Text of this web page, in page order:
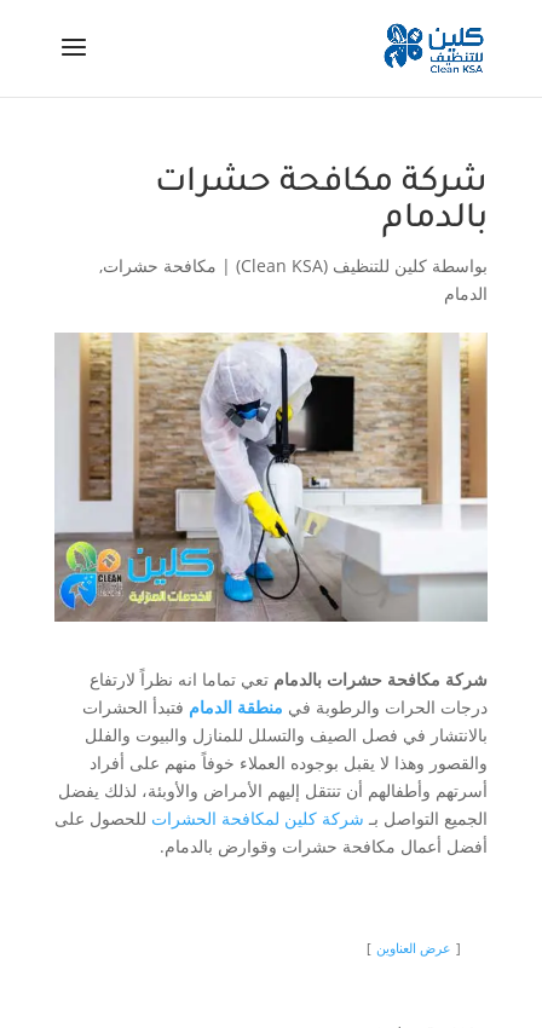
شركة مكافحة حشرات
بالدمام
بواسطة كلين للتنظيف (Clean KSA) | مكافحة حشرات,
الدمام
شركة مكافحة حشرات بالدمام تعي تماما انه نظراً لارتفاع
درجات الحرات والرطوبة في منطقة الدمام فتبدأ الحشرات
بالانتشار في فصل الصيف والتسلل للمنازل والبيوت والفلل
والقصور وهذا لا يقبل بوجوده العملاء خوفاً منهم على أفراد
أسرتهم وأطفالهم أن تنتقل إليهم الأمراض والأوبئة، لذلك يفضل
الجميع التواصل بـ شركة كلين لمكافحة الحشرات للحصول على
أفضل أعمال مكافحة حشرات وقوارض بالدمام.
عرض العناوين